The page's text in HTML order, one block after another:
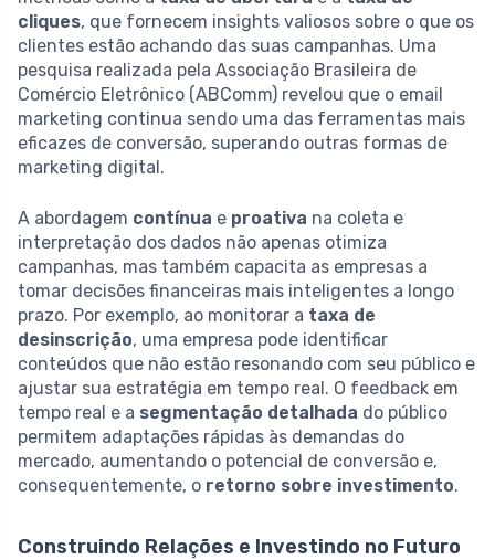
cliques, que fornecem insights valiosos sobre o que os
clientes estão achando das suas campanhas. Uma
pesquisa realizada pela Associação Brasileira de
Comércio Eletrônico (ABComm) revelou que o email
marketing continua sendo uma das ferramentas mais
eficazes de conversão, superando outras formas de
marketing digital.
A abordagem contínua e proativa na coleta e
interpretação dos dados não apenas otimiza
campanhas, mas também capacita as empresas a
tomar decisões financeiras mais inteligentes a longo
prazo. Por exemplo, ao monitorar a taxa de
desinscrição, uma empresa pode identificar
conteúdos que não estão resonando com seu público e
ajustar sua estratégia em tempo real. O feedback em
tempo real e a segmentação detalhada do público
permitem adaptações rápidas às demandas do
mercado, aumentando o potencial de conversão e,
consequentemente, o retorno sobre investimento.
Construindo Relações e Investindo no Futuro